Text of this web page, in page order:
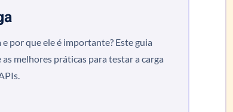
por que ele é importante? Este guia
melhores práticas para testar a carga